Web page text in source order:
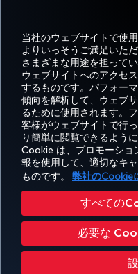
当社のウェブサイトで使
よりいっそうご満足いた
さまざまな用途を担って
ウェブサイトへのアクセ
するものです。パフォー
傾向を解析して、ウェブ
るために使用されます。
客様がウェブサイトで行
り簡単に閲覧できるよう
Cookie は、プロモーショ
報を使用して、適切なキ
ものです。
弊社のCookie
すべての
必要な
ヨーロッパで最高
Facebook
エク
スペ
リエ
ンス
お得
な情
報と
目的
地
お気
に入
りの
目的
地
ヘ
ル
プ
アクセシビリティ プライバシーポリシーお
Cookie
Turkish